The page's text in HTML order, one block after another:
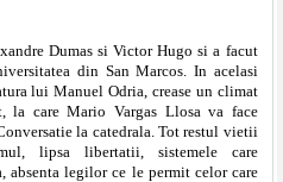
Dumas si Victor Hugo si a facut
din San Marcos. In acelasi
lui Manuel Odria, crease un climat
la care Mario Vargas Llosa va face
la catedrala. Tot restul vietii
lipsa libertatii, sistemele care
absenta legilor ce le permit celor care